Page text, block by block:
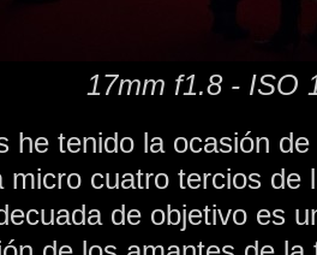
17mm f1.8 - ISO
he tenido la ocasión
micro cuatro tercios de
de objetivo es